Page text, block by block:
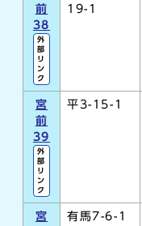
前
38
外
部
リ
ン
ク
19-1
宮
前
39
外
部
リ
ン
ク
平3-15-1
宮
有馬7-6-1